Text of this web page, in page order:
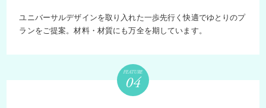
ユニバーサルデザインを取り入れた一歩先行く快適でゆとりのプ
ランをご提案。材料・材質にも万全を期しています。
FEATURE